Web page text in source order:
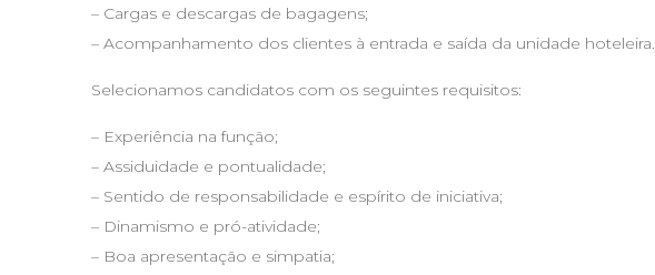
– Cargas e descargas de bagagens;
– Acompanhamento dos clientes à entrada e saída da unidade hoteleira.
Selecionamos candidatos com os seguintes requisitos:
– Experiência na função;
– Assiduidade e pontualidade;
– Sentido de responsabilidade e espírito de iniciativa;
– Dinamismo e pró-atividade;
– Boa apresentação e simpatia;